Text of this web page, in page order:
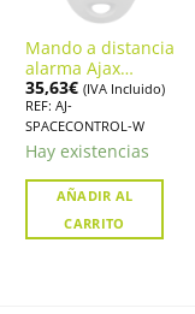
Mando a distancia
alarma Ajax
SpaceControl con
botón de pánico
(AJ-
SPACECONTROL-
35,63€ (IVA Incluido)
REF: AJ-
SPACECONTROL-W
Hay existencias
AÑADIR AL
CARRITO